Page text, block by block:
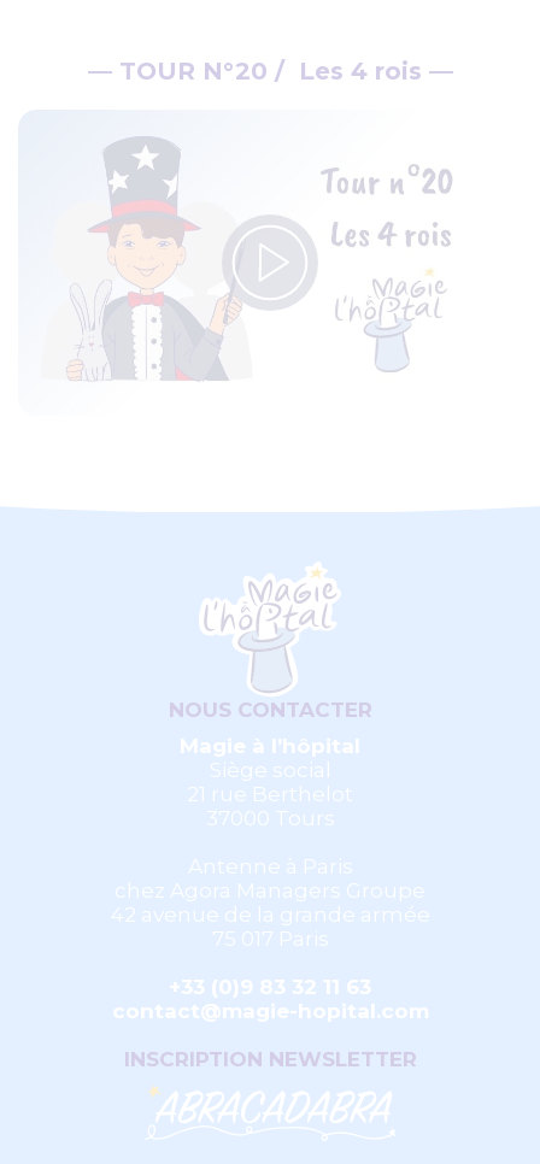
— TOUR N°20 / Les 4 rois —
NOUS CONTACTER
Magie à l’hôpital
Siège social
21 rue Berthelot
37000 Tours
Antenne à Paris
chez Agora Managers Groupe
42 avenue de la grande armée
75 017 Paris
+33 (0)9 83 32 11 63
contact@magie-hopital.com
INSCRIPTION NEWSLETTER